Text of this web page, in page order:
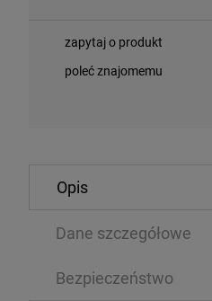
zł 124,69 zł
zapytaj o produkt
poleć znajomemu
Opis
Dane szczegółowe
Bezpieczeństwo